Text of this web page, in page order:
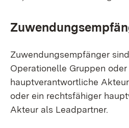
Zuwendungsempfänger
Operationelle Gruppen
hauptverantwortliche
oder ein rechtsfähiger
Akteur als Leadpartner.